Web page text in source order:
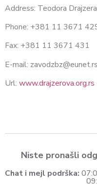
Address: Teodora
Phone: +381 11 3671
Fax: +381 11 3671 431
E-mail: zavodzbz@eunet.rs
Url: www.drajzerova.org.rs
Niste pronašli
Chat i mejl podrška: